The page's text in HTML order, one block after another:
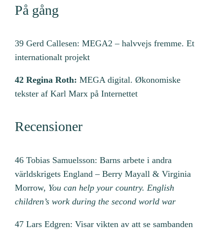
På gång
39 Gerd Callesen: MEGA2 – halvvejs fremme. Et
internationalt projekt
42 Regina Roth:MEGA digital. Økonomiske
tekster af Karl Marx på Internettet
Recensioner
46 Tobias Samuelsson: Barns arbete i andra
världskrigets England – Berry Mayall & Virginia
Morrow, You can help your country. English
children’s work during the second world war
47 Lars Edgren: Visar vikten av att se sambanden